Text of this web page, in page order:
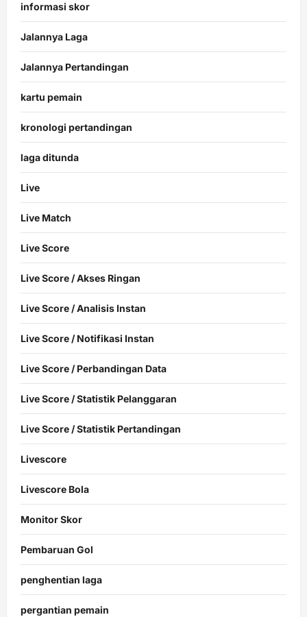
informasi skor
Jalannya Laga
Jalannya Pertandingan
kartu pemain
kronologi pertandingan
laga ditunda
Live
Live Match
Live Score
Live Score / Akses Ringan
Live Score / Analisis Instan
Live Score / Notifikasi Instan
Live Score / Perbandingan Data
Live Score / Statistik Pelanggaran
Live Score / Statistik Pertandingan
Livescore
Livescore Bola
Monitor Skor
Pembaruan Gol
penghentian laga
pergantian pemain